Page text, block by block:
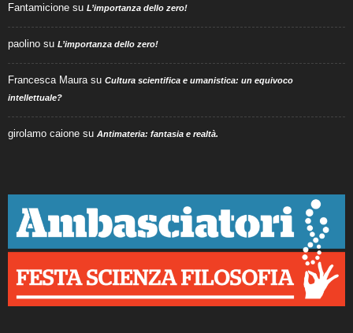
Fantamicione su L’importanza dello zero!
paolino su L’importanza dello zero!
Francesca Maura su Cultura scientifica e umanistica: un equivoco
intellettuale?
girolamo caione su Antimateria: fantasia e realtà.